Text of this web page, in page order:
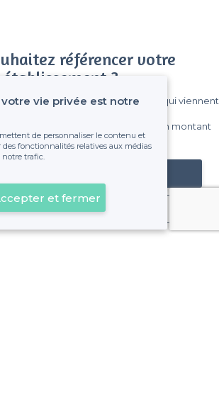
référencer votre
établissement ?
clients parmi le million de visiteurs qui viennent
et sans engagement, vous payez un montant
risque de voir déraper la facture.
mon établissement
Déjà client
vie privée est notre
de personnaliser le contenu et
fonctionnalités relatives aux médias
notre trafic.
et fermer